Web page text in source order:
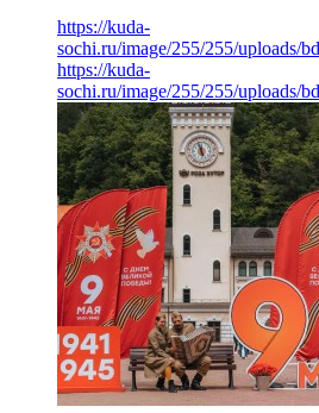
https://kuda-
sochi.ru/image/255/255/uploads/
https://kuda-
sochi.ru/image/255/255/uploads/